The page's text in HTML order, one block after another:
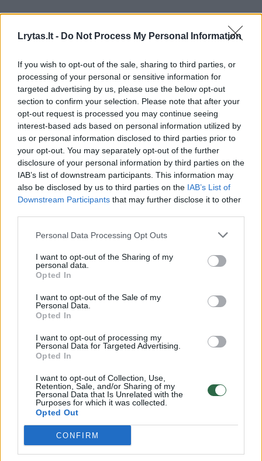
Lrytas.lt - Do Not Process My Personal Information
If you wish to opt-out of the sale, sharing to third parties, or
processing of your personal or sensitive information for
targeted advertising by us, please use the below opt-out
section to confirm your selection. Please note that after your
opt-out request is processed you may continue seeing
interest-based ads based on personal information utilized by
us or personal information disclosed to third parties prior to
your opt-out. You may separately opt-out of the further
disclosure of your personal information by third parties on the
IAB’s list of downstream participants. This information may
also be disclosed by us to third parties on the IAB’s List of
Downstream Participants that may further disclose it to other
Personal Data Processing Opt Outs
I want to opt-out of the Sharing of my
personal data.
Opted In
I want to opt-out of the Sale of my
Personal Data.
Opted In
I want to opt-out of processing my
Personal Data for Targeted Advertising.
Opted In
I want to opt-out of Collection, Use,
Retention, Sale, and/or Sharing of my
Personal Data that Is Unrelated with the
Purposes for which it was collected.
Opted Out
CONFIRM
Susiję straipsniai